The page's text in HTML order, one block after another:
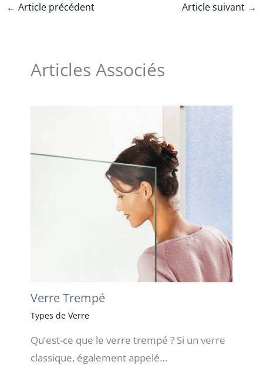
← Article précédent Article suivant →
Articles Associés
Verre Trempé
Types de Verre
Qu’est-ce que le verre trempé ? Si un verre
classique, également appelé…